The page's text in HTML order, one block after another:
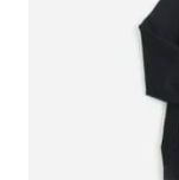
#Commune H
#ととけん
#LIFESTYLE